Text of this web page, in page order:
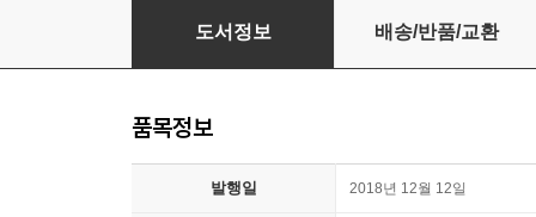
[중고-최상] EBS 중학 뉴런 수학 2 (하) (2024년
도서정보 배송/반품/교환
품목정보
발행일 2018년 12월 12일